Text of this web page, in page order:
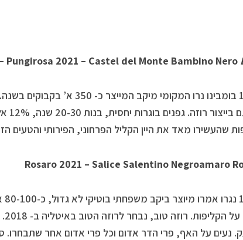
Pungirosa 2021 – Castel del Monte Bambino Nero
100% בומבינו נרו המקומי מיקב
שהעשירו מאד את היין הקליל הפרחוני, הפירותי והטעים
Rosaro 2021 – Salice Salentino Negroamaro
נעים על האף, פרי הדר אדום וכל פרי אדום אחר שתבחרו.